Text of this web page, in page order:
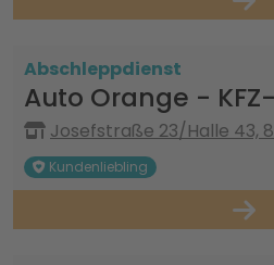
Abschleppdienst
Auto Orange -
Josefstraße 23/Halle 43,
Kundenliebling